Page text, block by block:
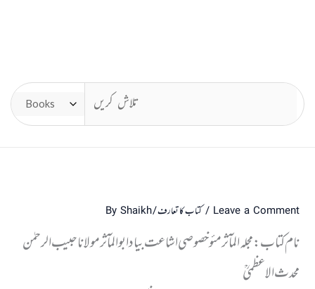
Leave a Comment
/کتاب کا تعارف/ By
Shaikh
نام کتاب : مجلہ المآثر مئو خصوصی اشاعت بیاد ابوالمآثر مولانا حبیب الرحمٰن
محدث الاعظمیؒ